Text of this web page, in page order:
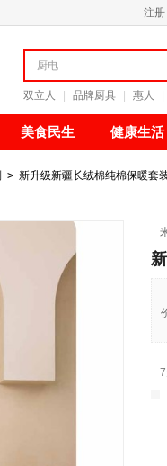
注册
双立人 品牌厨具 惠人
美食民生 健康生活
> 新升级新疆长绒棉纯棉保暖套